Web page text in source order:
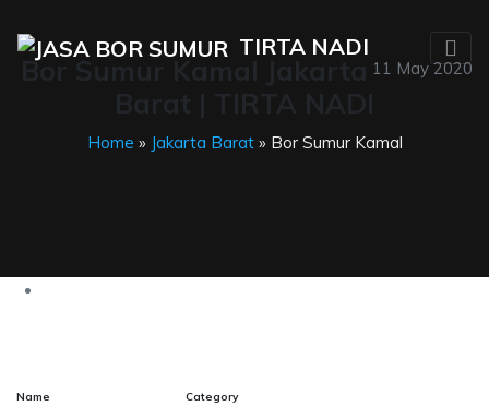
TIRTA NADI
11 May 2020
Bor Sumur Kamal Jakarta
Home » Jakarta Barat» Bor Sumur Kamal
Name Category